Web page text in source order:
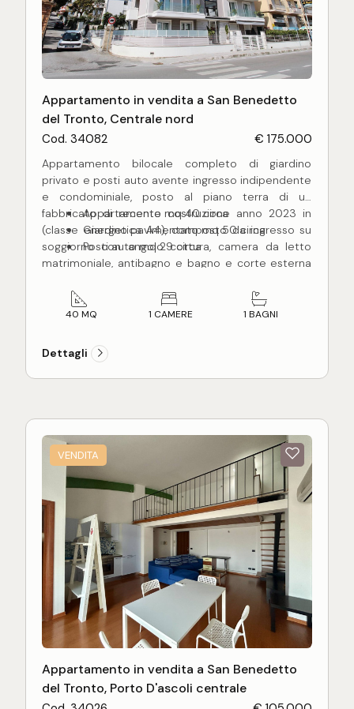
Appartamento in vendita a San Benedetto
del Tronto, Centrale nord
Cod. 34082 € 175.000
Appartamento bilocale completo di giardino
privato e posti auto avente ingresso indipendente
e condominiale, posto al piano terra di un
fabbricato di recente costruzione anno 2023 in
(classe energetica A4), composto da ingresso su
soggiorno con angolo cottura, camera da letto
matrimoniale, antibagno e bagno e corte esterna
con possibilità di parcheggiare due auto
comodamente di mq 29 circa. L'appartamento di
di ottima qualità, pavimentazione in gres su tutta
la superficie, infissi in alluminio con doppi vetri,
portone blindato, impianto di riscaldamento a
zanzariere e videocitofono. Ottima posizione a
breve distanza dai servizi e dal centro città.
RIEPILOGO DIMENSIONI:
Appartamento mq 40 circa
Giardino pavimentato mq 50 circa
Posti auto mq 29 circa
40 MQ 1 CAMERE 1 BAGNI
Dettagli
VENDITA
Appartamento in vendita a San Benedetto
del Tronto, Porto D'ascoli centrale